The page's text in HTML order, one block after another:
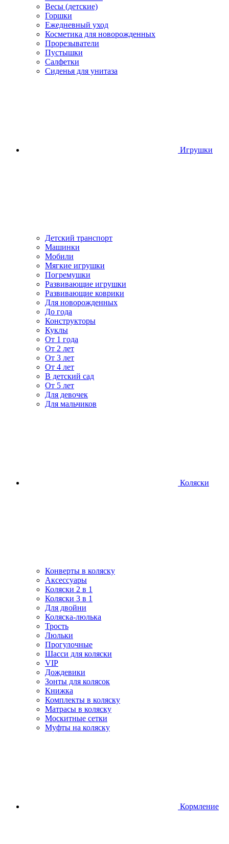
Весы (детские)
Горшки
Ежедневный уход
Косметика для новорожденных
Прорезыватели
Пустышки
Салфетки
Сиденья для унитаза
Игрушки
Детский транспорт
Машинки
Мобили
Мягкие игрушки
Погремушки
Развивающие игрушки
Развивающие коврики
Для новорожденных
До года
Конструкторы
Куклы
От 1 года
От 2 лет
От 3 лет
От 4 лет
В детский сад
От 5 лет
Для девочек
Для мальчиков
Коляски
Конверты в коляску
Аксессуары
Коляски 2 в 1
Коляски 3 в 1
Для двойни
Коляска-люлька
Трость
Люльки
Прогулочные
Шасси для коляски
VIP
Дождевики
Зонты для колясок
Книжка
Комплекты в коляску
Матрасы в коляску
Москитные сетки
Муфты на коляску
Кормление